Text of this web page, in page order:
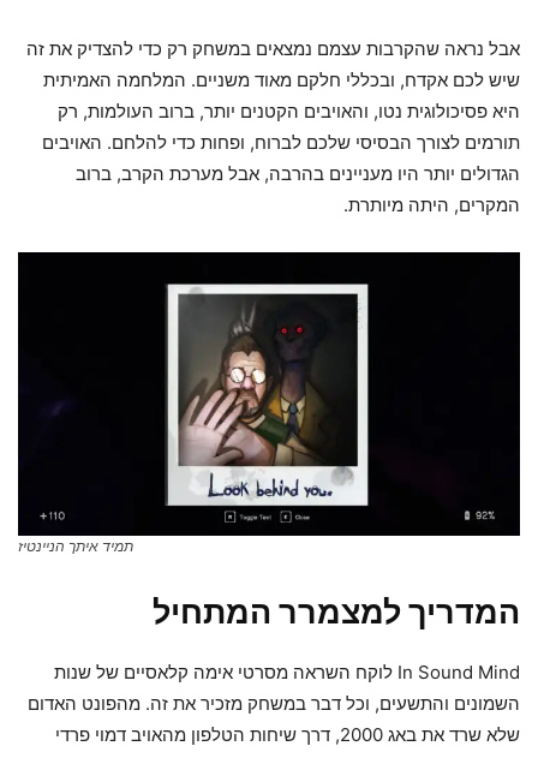
אבל נראה שהקרבות עצמם נמצאים במשחק רק כדי להצדיק את זה
שיש לכם אקדח, ובכללי חלקם מאוד משניים. המלחמה האמיתית
היא פסיכולוגית נטו, והאויבים הקטנים יותר, ברוב העולמות, רק
תורמים לצורך הבסיסי שלכם לברוח, ופחות כדי להלחם. האויבים
הגדולים יותר היו מעניינים בהרבה, אבל מערכת הקרב, ברוב
המקרים, היתה מיותרת.
תמיד איתך הניינטיז
המדריך למצמרר המתחיל
In Sound Mind לוקח השראה מסרטי אימה קלאסיים של שנות
השמונים והתשעים, וכל דבר במשחק מזכיר את זה. מהפונט האדום
שלא שרד את באג 2000, דרך שיחות הטלפון מהאויב דמוי פרדי